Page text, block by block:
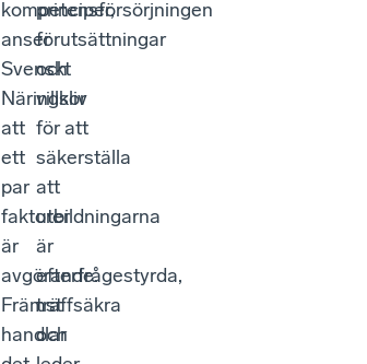
kompetensförsörjningen
anser
Svenskt
Näringsliv
att
ett
par
faktorer
är
avgörande.
Främst
handlar
principer,
förutsättningar
och
villkor
för att
säkerställa
att
utbildningarna
är
efterfrågestyrda,
träffsäkra
och